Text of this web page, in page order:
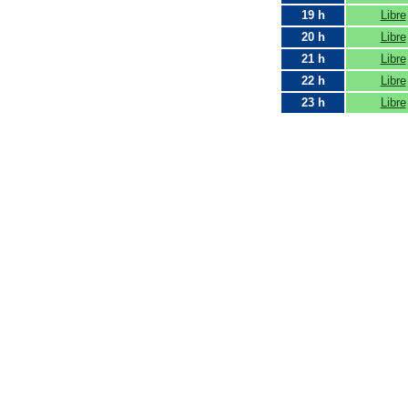
19 h
Libre
20 h
Libre
21 h
Libre
22 h
Libre
23 h
Libre